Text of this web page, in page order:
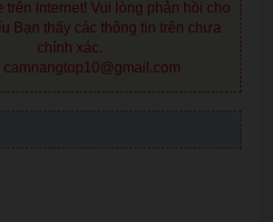
trên Internet! Vui lòng phản hồi cho
Bạn thấy các thông tin trên chưa
chính xác.
camnangtop10@gmail.com